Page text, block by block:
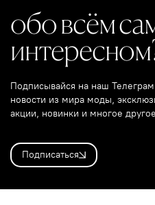
обо всём
Подписывайся на наш
новости из мира моды,
акции, новинки и многое
Подписаться